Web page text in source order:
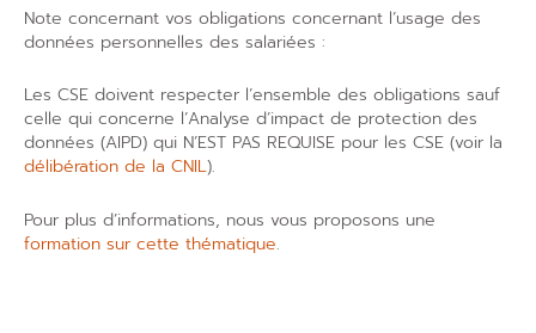
Note concernant vos obligations concernant l’usage des
données personnelles des salariées :
Les CSE doivent respecter l’ensemble des obligations sauf
celle qui concerne l’Analyse d’impact de protection des
données (AIPD) qui N’EST PAS REQUISE pour les CSE (voir la
délibération de la CNIL).
Pour plus d’informations, nous vous proposons une
formation sur cette thématique.